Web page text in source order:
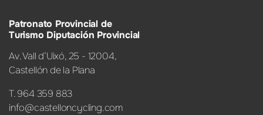
Patronato Provincial de
Turismo Diputación Provincial
Av. Vall d’Uixó, 25 - 12004,
Castellón de la Plana
T. 964 359 883
info@castelloncycling.com